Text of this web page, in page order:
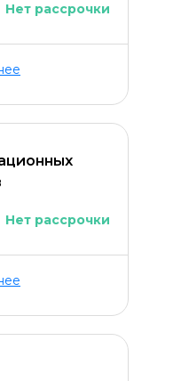
Нет рассрочки
Нет рассрочки